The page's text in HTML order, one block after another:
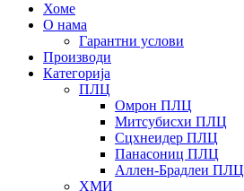
Хоме
О нама
Гарантни услови
Производи
Категорија
ПЛЦ
Омрон ПЛЦ
Митсубисхи ПЛЦ
Сцхнеидер ПЛЦ
Панасониц ПЛЦ
Аллен-Брадлеи ПЛЦ
ХМИ